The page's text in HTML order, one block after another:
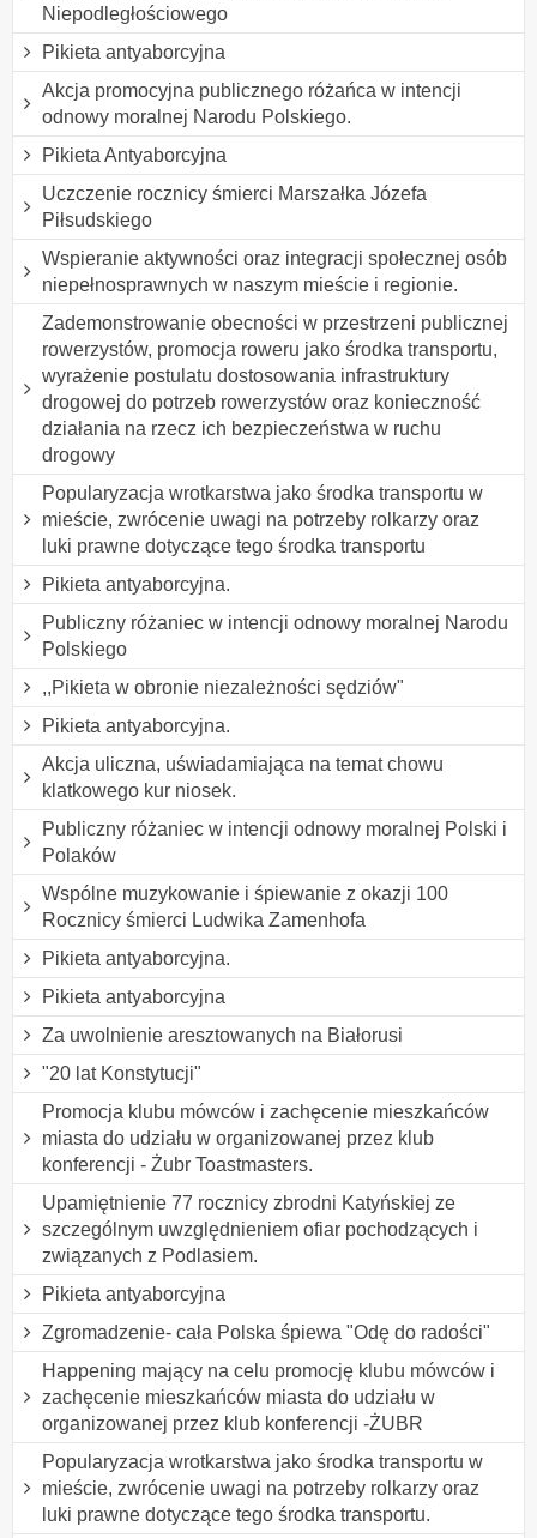
Niepodległościowego
Pikieta antyaborcyjna
Akcja promocyjna publicznego różańca w intencji
odnowy moralnej Narodu Polskiego.
Pikieta Antyaborcyjna
Uczczenie rocznicy śmierci Marszałka Józefa
Piłsudskiego
Wspieranie aktywności oraz integracji społecznej osób
niepełnosprawnych w naszym mieście i regionie.
Zademonstrowanie obecności w przestrzeni publicznej
rowerzystów, promocja roweru jako środka transportu,
wyrażenie postulatu dostosowania infrastruktury
drogowej do potrzeb rowerzystów oraz konieczność
działania na rzecz ich bezpieczeństwa w ruchu
drogowy
Popularyzacja wrotkarstwa jako środka transportu w
mieście, zwrócenie uwagi na potrzeby rolkarzy oraz
luki prawne dotyczące tego środka transportu
Pikieta antyaborcyjna.
Publiczny różaniec w intencji odnowy moralnej Narodu
Polskiego
,,Pikieta w obronie niezależności sędziów"
Pikieta antyaborcyjna.
Akcja uliczna, uświadamiająca na temat chowu
klatkowego kur niosek.
Publiczny różaniec w intencji odnowy moralnej Polski i
Polaków
Wspólne muzykowanie i śpiewanie z okazji 100
Rocznicy śmierci Ludwika Zamenhofa
Pikieta antyaborcyjna.
Pikieta antyaborcyjna
Za uwolnienie aresztowanych na Białorusi
"20 lat Konstytucji"
Promocja klubu mówców i zachęcenie mieszkańców
miasta do udziału w organizowanej przez klub
konferencji - Żubr Toastmasters.
Upamiętnienie 77 rocznicy zbrodni Katyńskiej ze
szczególnym uwzględnieniem ofiar pochodzących i
związanych z Podlasiem.
Pikieta antyaborcyjna
Zgromadzenie- cała Polska śpiewa "Odę do radości"
Happening mający na celu promocję klubu mówców i
zachęcenie mieszkańców miasta do udziału w
organizowanej przez klub konferencji -ŻUBR
Popularyzacja wrotkarstwa jako środka transportu w
mieście, zwrócenie uwagi na potrzeby rolkarzy oraz
luki prawne dotyczące tego środka transportu.